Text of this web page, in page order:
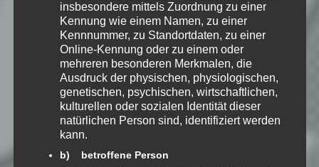
Benachrichtige mich über neue
Beiträge via E-Mail.
Speedy
Ich spiele leidenschaftlich
gerne Strategie, Aufbau und
von Kellerkind.org biete ich
insbesondere mittels Zuordnung zu einer
Kennung wie einem Namen, zu einer
Kennnummer, zu Standortdaten, zu einer
Online-Kennung oder zu einem oder
mehreren besonderen Merkmalen, die
Ausdruck der physischen, physiologischen,
genetischen, psychischen, wirtschaftlichen,
kulturellen oder sozialen Identität dieser
natürlichen Person sind, identifiziert werden
kann.
b) betroffene Person